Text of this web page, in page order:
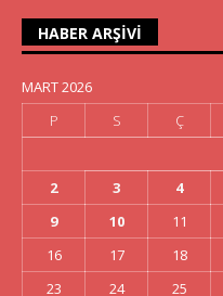
HABER ARŞIVI
MART 2026
P
S Ç
2
3 4
9
10 11
16
17 18
23
24 25